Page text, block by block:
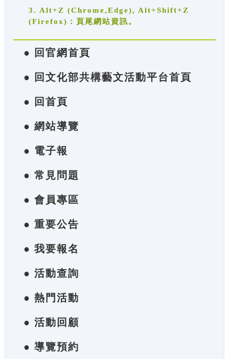
3. Alt+Z (Chrome,Edge), Alt+Shift+Z
(Firefox)：頁尾網站資訊。
● 回官網首頁
● 回文化部共構藝文活動平台首頁
● 回首頁
● 網站導覽
● 電子報
● 常見問題
● 會員專區
● 重要公告
● 我要報名
● 活動查詢
● 熱門活動
● 活動回顧
● 導覽預約